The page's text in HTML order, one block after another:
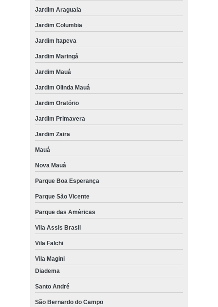
Jardim Araguaia
Jardim Columbia
Jardim Itapeva
Jardim Maringá
Jardim Mauá
Jardim Olinda Mauá
Jardim Oratório
Jardim Primavera
Jardim Zaira
Mauá
Nova Mauá
Parque Boa Esperança
Parque São Vicente
Parque das Américas
Vila Assis Brasil
Vila Falchi
Vila Magini
Diadema
Santo André
São Bernardo do Campo